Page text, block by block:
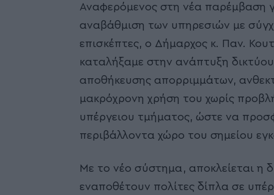
Αναφερόμενος στη νέα παρέμβαση
αναβάθμιση των υπηρεσιών με
επισκέπτες, ο Δήμαρχος κ. Παν.
καταλήξαμε στην ανάπτυξη
αποθήκευσης απορριμμάτων,
μακρόχρονη χρήση του χωρίς
υπέργειου τμήματος, ώστε να
περιβάλλοντα χώρο του σημείου
Με το νέο σύστημα, αποκλείεται η
εναποθέτουν πολίτες δίπλα σε